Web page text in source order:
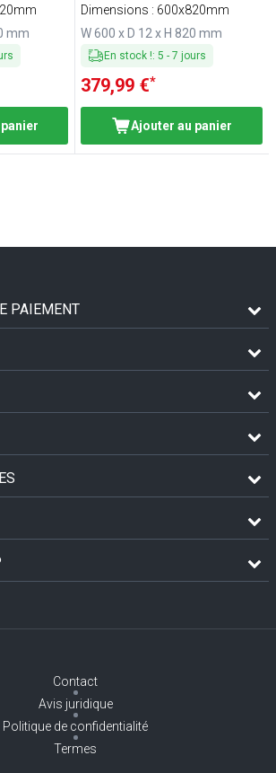
mm
Dimensions : 600x820mm
W 600 x D 12 x H 820 mm
En stock !:5 -7 jours
379,99 €*
Ajouter au panier
PAIEMENT
Contact
Avis juridique
Politique de confidentialité
Termes